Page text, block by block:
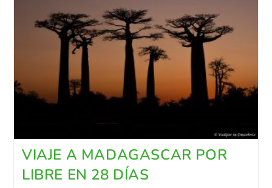
VIAJE A MADAGASCAR POR
LIBRE EN 28 DÍAS